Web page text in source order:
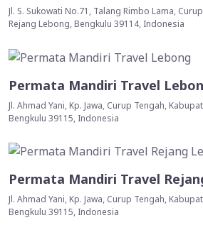
Jl. S. Sukowati No.71, Talang Rimbo Lama,
Rejang Lebong, Bengkulu 39114, Indonesia
Permata Mandiri Travel
Jl. Ahmad Yani, Kp. Jawa, Curup Tengah,
Bengkulu 39115, Indonesia
Permata Mandiri Travel
Jl. Ahmad Yani, Kp. Jawa, Curup Tengah,
Bengkulu 39115, Indonesia